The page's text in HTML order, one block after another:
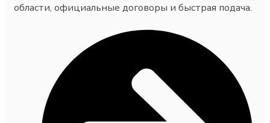
области, официальные договоры и быстрая подача.